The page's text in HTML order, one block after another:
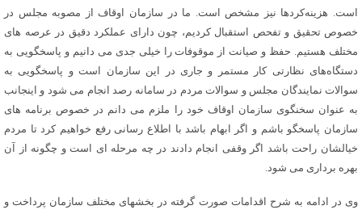
است. هزینه‌کردها نیز مشخص است. ما در سازمان اوقاف از مصوبه مجلس در
خصوص تحقیق و تفحص استقبال کردیم، چون دارای عملکرد دقیق در عرصه های
مختلف هستیم. حفظ و صیانت از موقوفات را خیلی جدی می دانیم و پاسخگویی به
دستگاه‌های نظارتی کار مستمر و جاری در این سازمان است و پاسخگویی به
سوالات نمایندگان مجلس و سوالات مردم در سامانه رصد انجام می شود و اینجانب
به عنوان سخنگوی سازمان اوقاف خود را ملزم می دانم در خصوص برنامه های
سازمان پاسخگو باشم و اگر ابهام باشد با اطلاع رسانی رفع خواهیم کرد تا مردم
خیالشان راحت باشد اگر وقفی انجام دادند در چه مرحله ای است و چگونه از آن
بهره برداری می شود.
وی در ادامه به شرح اقدامات صورت گرفته در بخشهای مختلف سازمان پرداخت و